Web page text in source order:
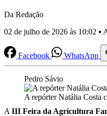
Da Redação
02 de julho de 2026 às 10:02 ▪
Facebook WhatsApp
Pedro Sávio
A repórter Natália Costa
A III Feira da Agricultura